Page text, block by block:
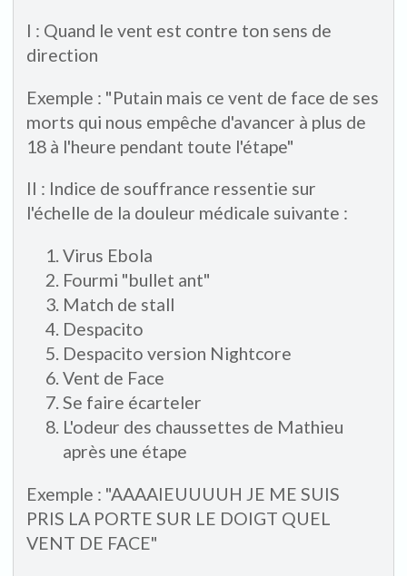
I : Quand le vent est contre ton sens de
direction
Exemple : "Putain mais ce vent de face de ses
morts qui nous empêche d'avancer à plus de
18 à l'heure pendant toute l'étape"
II : Indice de souffrance ressentie sur
l'échelle de la douleur médicale suivante :
Virus Ebola
Fourmi "bullet ant"
Match de stall
Despacito
Despacito version Nightcore
Vent de Face
Se faire écarteler
L'odeur des chaussettes de Mathieu
après une étape
Exemple : "AAAAIEUUUUH JE ME SUIS
PRIS LA PORTE SUR LE DOIGT QUEL
VENT DE FACE"